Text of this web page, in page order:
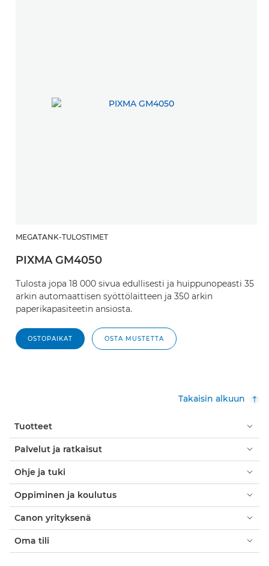
MEGATANK-TULOSTIMET
PIXMA GM4050
Tulosta jopa 18 000 sivua edullisesti ja huippunopeasti 35
arkin automaattisen syöttölaitteen ja 350 arkin
paperikapasiteetin ansiosta.
OSTOPAIKAT OSTA MUSTETTA
Takaisin alkuun
Tuotteet
Palvelut ja ratkaisut
Ohje ja tuki
Oppiminen ja koulutus
Canon yrityksenä
Oma tili